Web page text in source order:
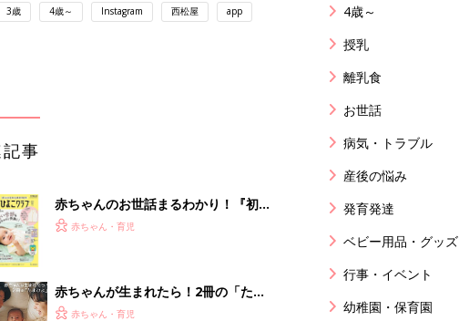
3歳 4歳～ Instagram 西松屋 app
事
赤ちゃんのお世話まるわかり！『初め
てのひよこクラブ 夏号』〈巻頭大特
赤ちゃん・育児
赤ちゃんが生まれたら！2冊の「たま
ひよ」
赤ちゃん・育児
4歳～
授乳
離乳食
お世話
病気・トラブル
産後の悩み
発育発達
ベビー用品・グッズ
行事・イベント
幼稚園・保育園